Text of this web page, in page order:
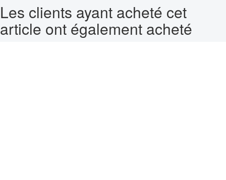
Les clients ayant acheté cet
article ont également acheté